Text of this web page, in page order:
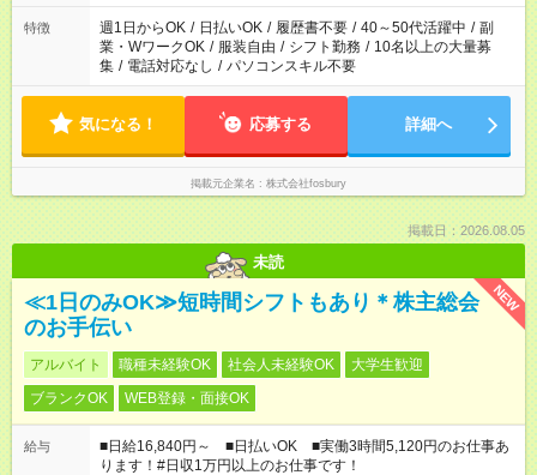
特徴 週1日からOK / 日払いOK / 履歴書不要 / 40～50代活躍中 / 副
業・WワークOK / 服装自由 / シフト勤務 / 10名以上の大量募
集 / 電話対応なし / パソコンスキル不要
気になる！ 応募する 詳細へ
掲載元企業名 株式会社fosbury
掲載日：2026.08.05
未読
NEW
≪1日のみOK≫短時間シフトもあり＊株主総会
のお手伝い
アルバイト 職種未経験OK 社会人未経験OK
大学生歓迎
ブランクOK
WEB登録・面接OK
給与
■日給16,840円～ ■日払いOK ■実働3時間5,120円のお仕事あ
ります！#日収1万円以上のお仕事です！